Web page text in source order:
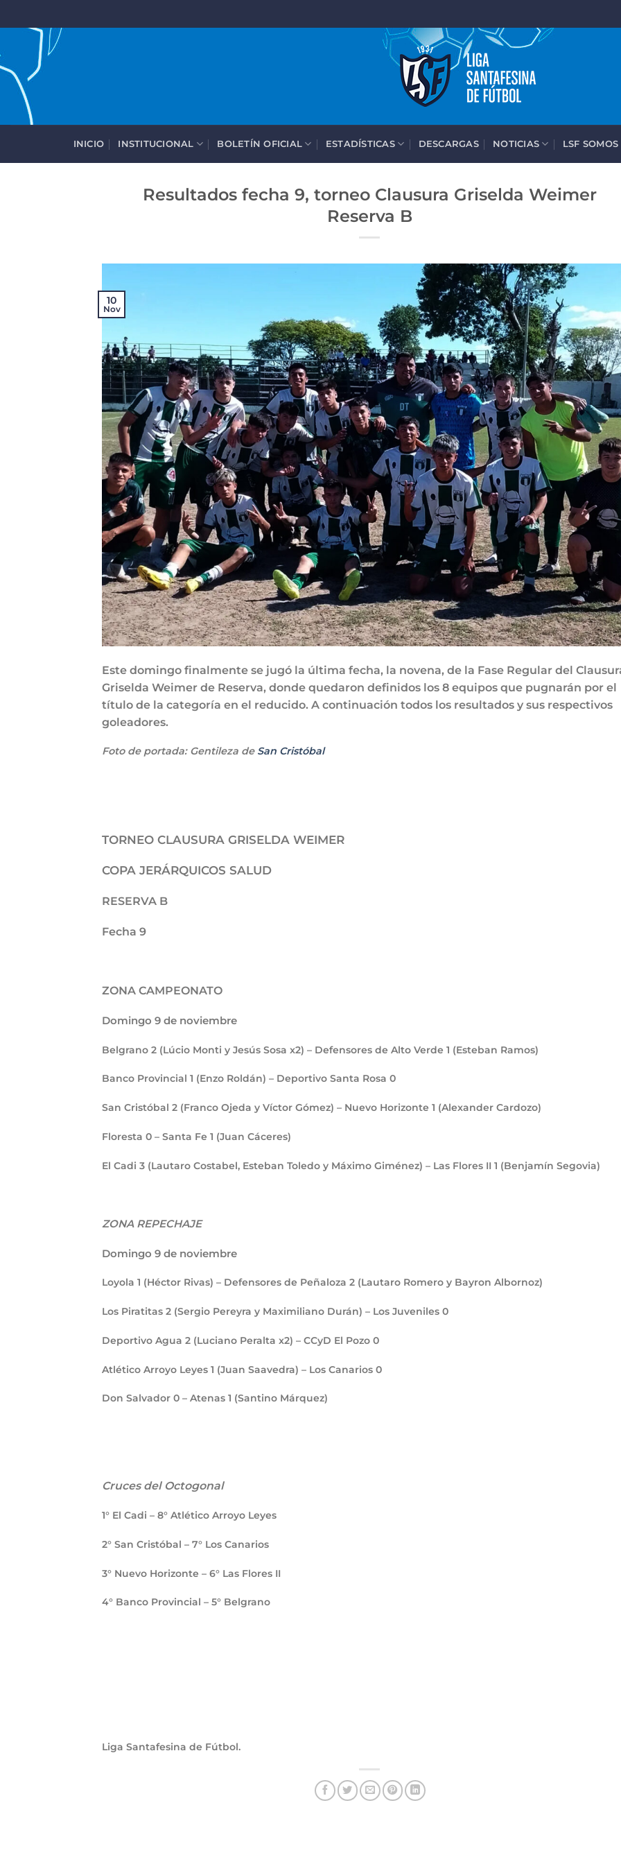
contenido
INICIO INSTITUCIONAL BOLETÍN OFICIAL ESTADÍSTICAS DESCARGAS NOTICIAS LSF
Resultados fecha 9, torneo Clausura Griselda Weimer
Reserva B
10
Nov
Este domingo finalmente se jugó la última fecha, la novena, de la Fase Regular del
Griselda Weimer de Reserva, donde quedaron definidos los 8 equipos que pugnarán por el
título de la categoría en el reducido. A continuación todos los resultados y sus respectivos
goleadores.
Foto de portada: Gentileza de San Cristóbal
TORNEO CLAUSURA GRISELDA WEIMER
COPA JERÁRQUICOS SALUD
RESERVA B
Fecha 9
ZONA CAMPEONATO
Domingo 9 de noviembre
Belgrano 2 (Lúcio Monti y Jesús Sosa x2) – Defensores de Alto Verde 1 (Esteban Ramos)
Banco Provincial 1 (Enzo Roldán) – Deportivo Santa Rosa 0
San Cristóbal 2 (Franco Ojeda y Víctor Gómez) – Nuevo Horizonte 1 (Alexander Cardozo)
Floresta 0 – Santa Fe 1 (Juan Cáceres)
El Cadi 3 (Lautaro Costabel, Esteban Toledo y Máximo Giménez) – Las Flores II 1 (Benjamín Segovia)
ZONA REPECHAJE
Domingo 9 de noviembre
Loyola 1 (Héctor Rivas) – Defensores de Peñaloza 2 (Lautaro Romero y Bayron Albornoz)
Los Piratitas 2 (Sergio Pereyra y Maximiliano Durán) – Los Juveniles 0
Deportivo Agua 2 (Luciano Peralta x2) – CCyD El Pozo 0
Atlético Arroyo Leyes 1 (Juan Saavedra) – Los Canarios 0
Don Salvador 0 – Atenas 1 (Santino Márquez)
Cruces del Octogonal
1° El Cadi – 8° Atlético Arroyo Leyes
2° San Cristóbal – 7° Los Canarios
3° Nuevo Horizonte – 6° Las Flores II
4° Banco Provincial – 5° Belgrano
Liga Santafesina de Fútbol.